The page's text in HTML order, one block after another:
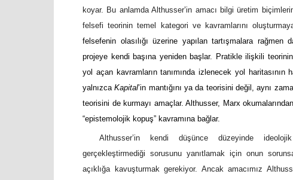
koyar. Bu anlamda Althusser’in amacı bilgi üretim
felsefi teorinin temel kategori ve kavramlarını
felsefenin olasılığı üzerine yapılan tartışmalara
projeye kendi başına yeniden başlar. Pratikle ilişkili
yol açan kavramların tanımında izlenecek yol haritasının
yalnızcaKapital’in mantığını ya da teorisini değil, aynı
teorisini de kurmayı amaçlar. Althusser, Marx
“epistemolojik kopuş” kavramına bağlar.
Althusser’in kendi düşünce düzeyinde
gerçekleştirmediği sorusunu yanıtlamak için onun
açıklığa kavuşturmak gerekiyor. Ancak amacımız